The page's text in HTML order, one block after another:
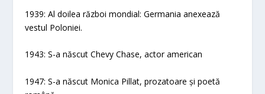
1939: Al doilea război mondial: Germania anexează
vestul Poloniei.
1943: S-a născut Chevy Chase, actor american
1947: S-a născut Monica Pillat, prozatoare și poetă